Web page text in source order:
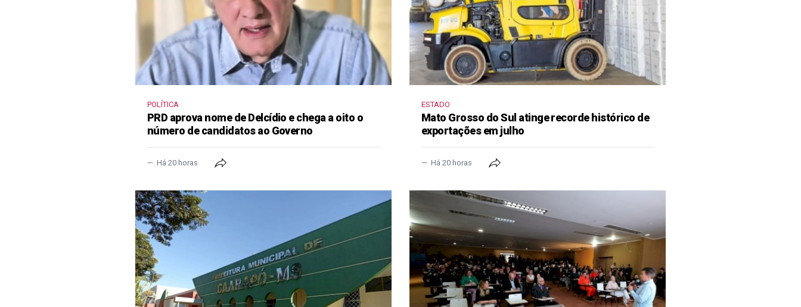
POLÍTICA
PRD aprova nome de Delcídio e chega a oito o
número de candidatos ao Governo
Há 20 horas
ESTADO
Mato Grosso do Sul atinge recorde histórico de
exportações em julho
Há 20 horas